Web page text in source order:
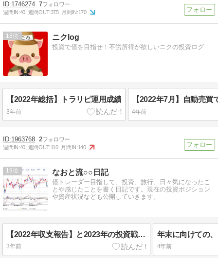
1746274 7
週間IN:40 週間OUT:375 月間IN:170
18 ニクlog
投資で億を目指せ！不労所得が欲しいニクの投資ログ
【2022年総括】トラリピ運用成績
3年前 4年前
1963768 2
週間IN:40 週間OUT:110 月間IN:140
19 なおと流○○日記
億トレーダー目指して、投資、旅行、日々気になったこ
とや感じたことを書く日記です。現在の投資ポジション
や資産状況なども公開していきます。
【2022年収支報告】と2023年の投資戦略について！
3年前
年末に向けての
4年前